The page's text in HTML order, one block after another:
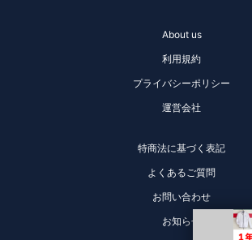
About us
利用規約
プライバシーポリシー
運営会社
特商法に基づく表記
よくあるご質問
お問い合わせ
お知らせ